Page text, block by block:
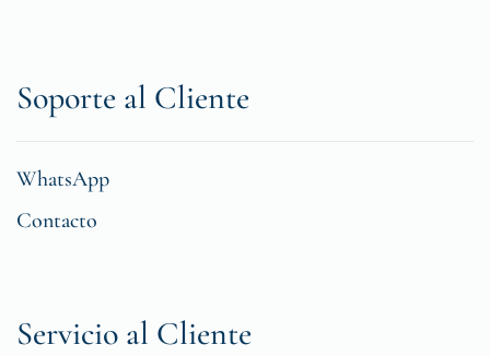
Soporte al Cliente
WhatsApp
Contacto
Servicio al Cliente